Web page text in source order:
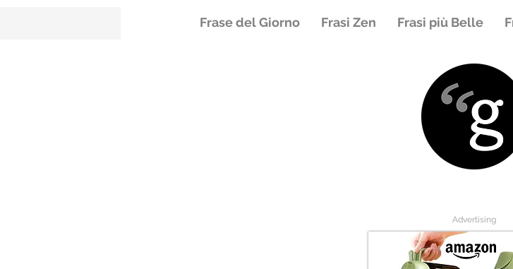
Frase del Giorno Frasi Zen Frasi più Belle
Advertising